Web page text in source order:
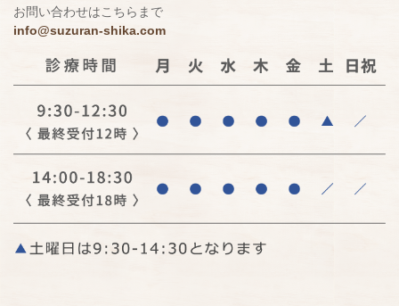
お問い合わせはこちらまで
info@suzuran-shika.com